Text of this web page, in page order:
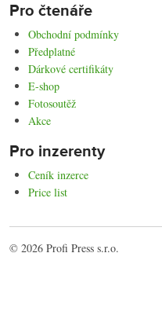
Pro čtenáře
Obchodní podmínky
Předplatné
Dárkové certifikáty
E-shop
Fotosoutěž
Akce
Pro inzerenty
Ceník inzerce
Price list
© 2026 Profi Press s.r.o.